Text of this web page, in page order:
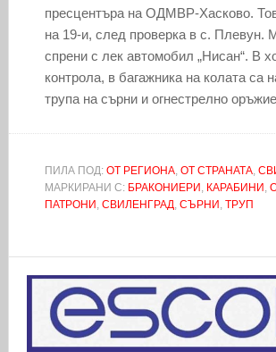
пресцентъра на ОДМВР-Хасково.
на 19-и, след проверка в с. Плевун.
спрени с лек автомобил „Нисан“. В
контрола, в багажника на колата са
трупа на сърни и огнестрелно
ПИЛА ПОД: ОТ РЕГИОНА, ОТ СТРАНАТА,
МАРКИРАНИ С: БРАКОНИЕРИ , КАРАБИНИ ,
ПАТРОНИ , СВИЛЕНГРАД, СЪРНИ , ТРУП